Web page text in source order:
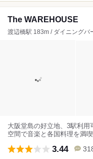
The WAREHOUSE
渡辺橋駅 183m / ダイニングバ
大阪堂島の好立地、3駅利
空間で音楽と各国料理を満喫
3.44